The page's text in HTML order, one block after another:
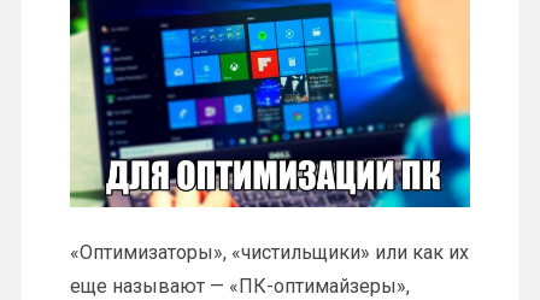
«Оптимизаторы», «чистильщики» или как их
еще называют — «ПК-оптимайзеры»,